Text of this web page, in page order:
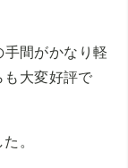
間がかなり軽
大変好評で
。